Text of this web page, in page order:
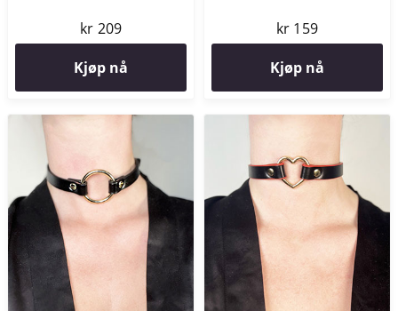
kr 209
Kjøp nå
kr 159
Kjøp nå